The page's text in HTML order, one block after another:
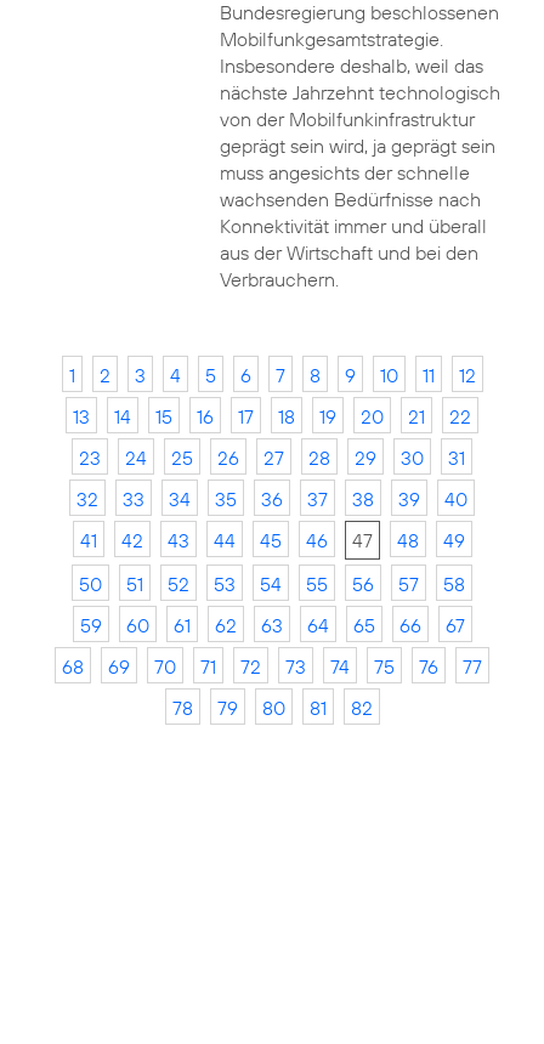
Bundesregierung beschlossenen
Mobilfunkgesamtstrategie.
Insbesondere deshalb, weil das
nächste Jahrzehnt technologisch
von der Mobilfunkinfrastruktur
geprägt sein wird, ja geprägt sein
muss angesichts der schnelle
wachsenden Bedürfnisse nach
Konnektivität immer und überall
aus der Wirtschaft und bei den
Verbrauchern.
1 2 3 4 5 6 7 8 9 10 11
12
13
14 15 16 17 18 19 20 21
22
23
24 25 26 27 28 29 30
31
32
33 34 35 36 37 38 39
40
41
42 43 44 45 46 47 48
49
50
51 52 53 54 55 56 57
58
59
60 61 62 63 64 65 66
67
68
69 70 71 72 73 74 75 76
77
78
79 80 81 82